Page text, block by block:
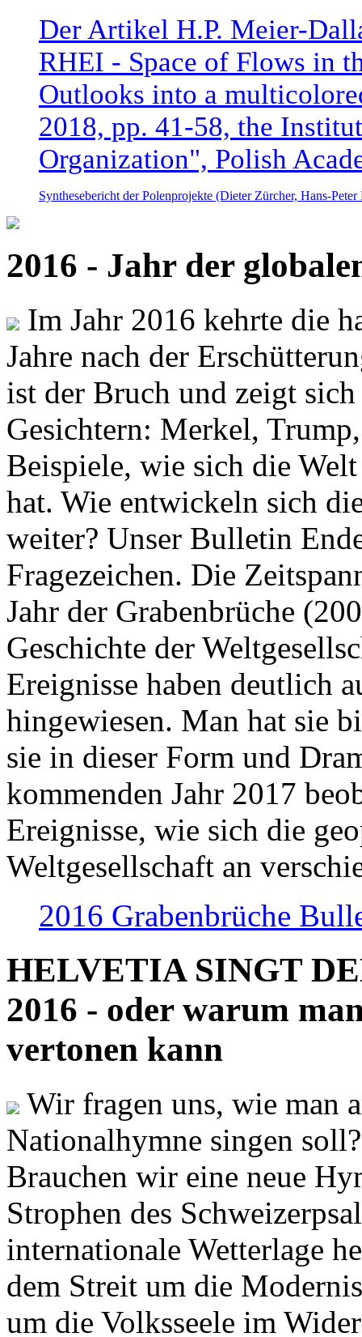
Der Artikel H.P. Meier-
RHEI - Space of Flows in
Outlooks into a
2018, pp. 41-58, the
Organization", Polish
Synthesebericht der Polenprojekte (Dieter Zürcher, Hans-
2016 - Jahr der
Im Jahr 2016 kehrte die
Jahre nach der
ist der Bruch und zeigt
Gesichtern: Merkel,
Beispiele, wie sich die
hat. Wie entwickeln sich
weiter? Unser Bulletin
Fragezeichen. Die
Jahr der Grabenbrüche
Geschichte der
Ereignisse haben deutlich
hingewiesen. Man hat sie
sie in dieser Form und
kommenden Jahr 2017
Ereignisse, wie sich die
Weltgesellschaft an
2016 Grabenbrüche
HELVETIA SINGT
2016 - oder warum
vertonen kann
Wir fragen uns, wie man
Nationalhymne singen
Brauchen wir eine neue
Strophen des
internationale Wetterlage
dem Streit um die
um die Volksseele im